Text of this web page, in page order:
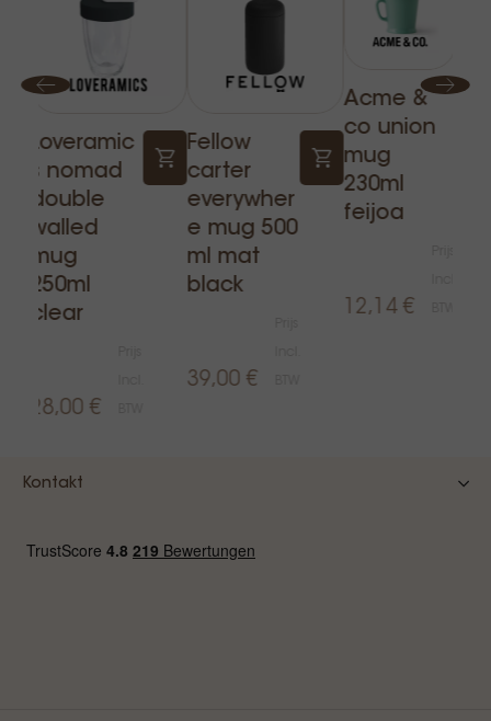
Loveramic
s nomad
double
walled
mug
250ml
clear
28,00 €
Fellow
carter
everywher
e mug 500
ml mat
black
39,00 €
Acme &
co union
mug
230ml
feijoa
12,14 €
Kontakt